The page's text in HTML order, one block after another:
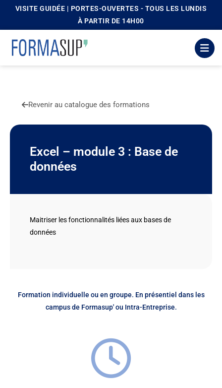
principalVISITE GUIDÉE | PORTES-OUVERTES - TOUS LES LUNDIS
À PARTIR DE 14H00
Revenir au catalogue des formations
Excel – module 3 : Base de
données
Maitriser les fonctionnalités liées aux bases de
données
Formation individuelle ou en groupe. En présentiel dans les
campus de Formasup' ou Intra-Entreprise.